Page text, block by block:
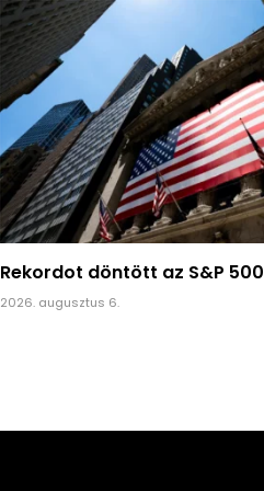
Rekordot döntött az S&P 500
2026. augusztus 6.